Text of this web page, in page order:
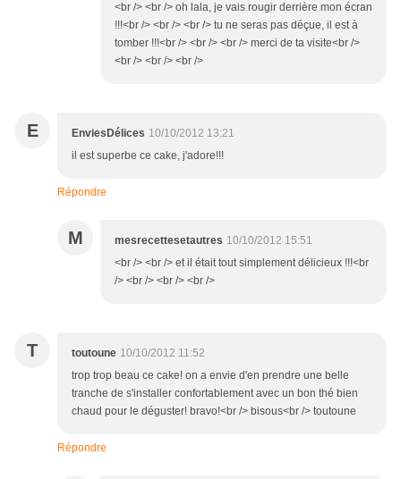
<br /> <br /> oh lala, je vais rougir derrière mon écran
!!!<br /> <br /> <br /> tu ne seras pas déçue, il est à
tomber !!!<br /> <br /> <br /> merci de ta visite<br />
<br /> <br /> <br />
E EnviesDélices 10/10/2012 13:21
il est superbe ce cake, j'adore!!!
Répondre
M mesrecettesetautres 10/10/2012 15:51
<br /> <br /> et il était tout simplement délicieux !!!<br
/> <br /> <br /> <br />
T toutoune 10/10/2012 11:52
trop trop beau ce cake! on a envie d'en prendre une belle
tranche de s'installer confortablement avec un bon thé bien
chaud pour le déguster! bravo!<br /> bisous<br /> toutoune
Répondre